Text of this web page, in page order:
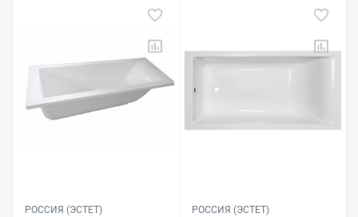
РОССИЯ (ЭСТЕТ) РОССИЯ (ЭСТЕТ)